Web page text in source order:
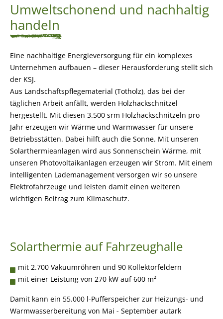
Umweltschonend und nachhaltig
handeln
Eine nachhaltige Energieversorgung für ein komplexes
Unternehmen aufbauen – dieser Herausforderung stellt sich
der KSJ.
Aus Landschaftspflegematerial (Totholz), das bei der
täglichen Arbeit anfällt, werden Holzhackschnitzel
hergestellt. Mit diesen 3.500 srm Holzhackschnitzeln pro
Jahr erzeugen wir Wärme und Warmwasser für unsere
Betriebsstätten. Dabei hilft auch die Sonne. Mit unseren
Solarthermieanlagen wird aus Sonnenschein Wärme, mit
unseren Photovoltaikanlagen erzeugen wir Strom. Mit einem
intelligenten Lademanagement versorgen wir so unsere
Elektrofahrzeuge und leisten damit einen weiteren
wichtigen Beitrag zum Klimaschutz.
Solarthermie auf Fahrzeughalle
mit 2.700 Vakuumröhren und 90 Kollektorfeldern
mit einer Leistung von 270 kW auf 600 m²
Damit kann ein 55.000 l-Pufferspeicher zur Heizungs- und
Warmwasserbereitung von Mai - September autark